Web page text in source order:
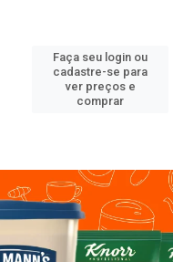
Faça seu login ou
cadastre-se para
ver preços e
comprar